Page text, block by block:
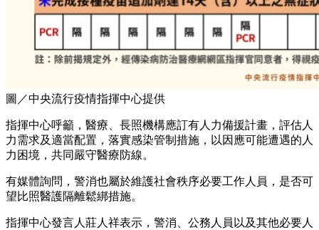
圖／中央流行疫情指揮中心提供
指揮中心呼籲，醫療、長照機構應訂有人力備援計畫，評估人
力需求及適當配置，落實感染管制措施，以因應可能遭遇的人
力困境，共同嚴守醫療防線。
有媒體詢問，警消也屬於維護社會秩序必要工作人員，是否可
望比照醫護隔離鬆綁措施。
指揮中心發言人莊人祥表示，警消、公務人員以及其他必要人